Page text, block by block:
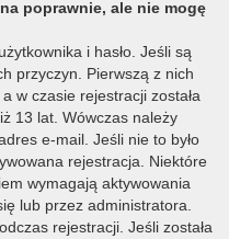
poprawnie, ale nie mogę
i hasło. Jeśli są
przyczyn. Pierwszą z nich
w czasie rejestracji została
13 lat. Wówczas należy
e-mail. Jeśli nie to było
rejestracja. Niektóre
wymagają aktywowania
lub przez administratora.
rejestracji. Jeśli została